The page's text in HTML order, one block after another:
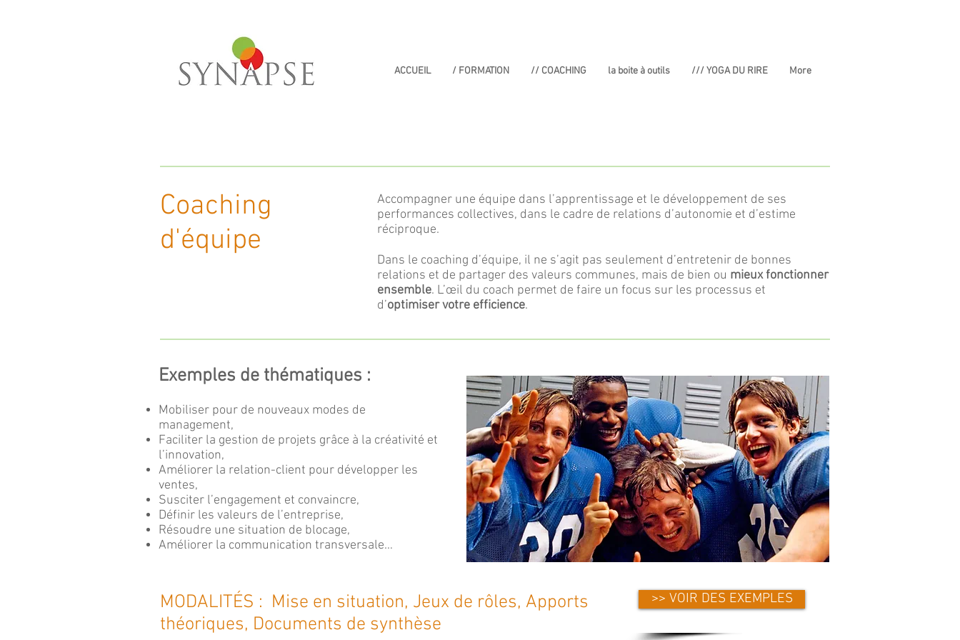
ACCUEIL / FORMATION // COACHING la boite à outils /// YOGA DU RIRE More
Coaching
d'équipe
Accompagner une équipe dans l’apprentissage et le développement de ses
performances collectives, dans le cadre de relations d’autonomie et d’estime
réciproque.
Dans le coaching d’équipe, il ne s’agit pas seulement d’entretenir de bonnes
relations et de partager des valeurs communes, mais de bien ou mieux fonctionner
ensemble. L’œil du coach permet de faire un focus sur les processus et
d’optimiser votre efficience.
Exemples de thématiques :
Mobiliser pour de nouveaux modes de
management,
Faciliter la gestion de projets grâce à la créativité et
l’innovation,
Améliorer la relation-client pour développer les
ventes,
Susciter l’engagement et convaincre,
Définir les valeurs de l’entreprise,
Résoudre une situation de blocage,
Améliorer la communication transversale…
MODALITÉS : Mise en situation, Jeux de rôles, Apports
théoriques, Documents de synthèse
>> VOIR DES EXEMPLES